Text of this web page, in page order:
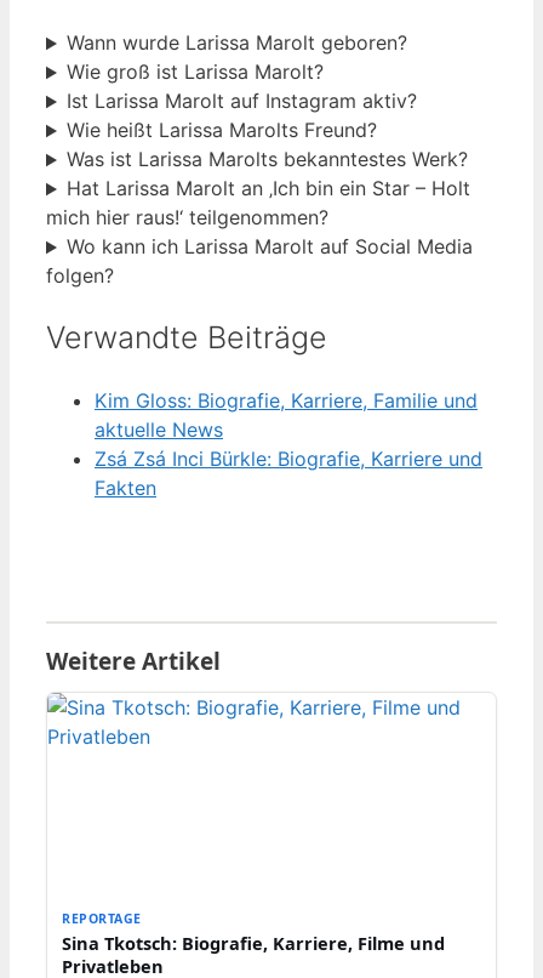
Wann wurde Larissa Marolt geboren?
Wie groß ist Larissa Marolt?
Ist Larissa Marolt auf Instagram aktiv?
Wie heißt Larissa Marolts Freund?
Was ist Larissa Marolts bekanntestes Werk?
Hat Larissa Marolt an ‚Ich bin ein Star – Holt
mich hier raus!‘ teilgenommen?
Wo kann ich Larissa Marolt auf Social Media
folgen?
Verwandte Beiträge
Kim Gloss: Biografie, Karriere, Familie und
aktuelle News
Zsá Zsá Inci Bürkle: Biografie, Karriere und
Fakten
Weitere Artikel
REPORTAGE
Sina Tkotsch: Biografie, Karriere, Filme und
Privatleben